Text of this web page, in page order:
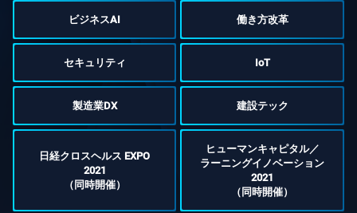
ビジネスAI 働き方改革
セキュリティ IoT
製造業DX 建設テック
日経クロスヘルス EXPO
2021
（同時開催）
ヒューマンキャピタル／
ラーニングイノベーション
2021
（同時開催）